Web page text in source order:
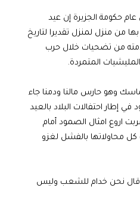
حكومة الجزيرة إن عيد
من منزل لمنزل تقديرا لتاريخ
من تضحيات خلال حرب
المتمردة.
حارس مالنا ودمنا جاء
احتفالات البلاد بالعيد
اروع امثال الصمود أمام
محاولاتها بالفشل لغزو
نحن خدام للشعب وليس